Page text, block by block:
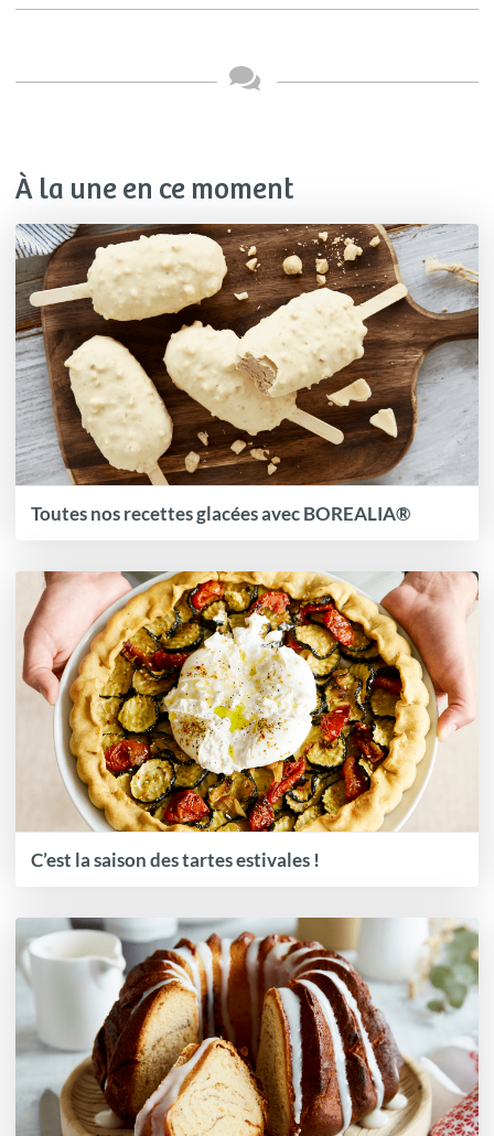
À la une en ce moment
Toutes nos recettes glacées avec BOREALIA®
C’est la saison des tartes estivales !